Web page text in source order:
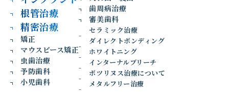
根管治療
精密治療
矯正
マウスピース矯正
虫歯治療
予防歯科
小児歯科
歯周病治療
審美歯科
セラミック治療
ダイレクトボンディング
ホワイトニング
インターナルブリーチ
ボツリヌス治療について
メタルフリー治療
処置のことです。治療中に唾液や細菌が歯の中へ入り込まな
いようにし、清潔な環境で根管治療を行うために使用しま
す。
②唾液に含まれる細菌の侵入を防ぐ
お口の中には多くの常在菌が存在しています。根管治療中に
唾液が歯の中へ入ってしまうと、唾液に含まれる細菌によっ
て再感染が起こる可能性があります。